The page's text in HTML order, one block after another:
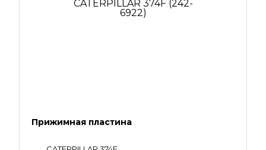
Прижимная пластина